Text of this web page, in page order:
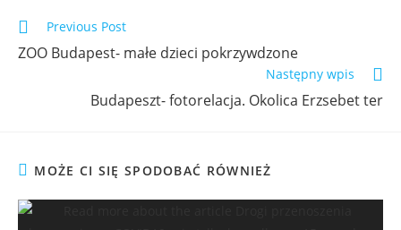
Previous Post
ZOO Budapest- małe dzieci pokrzywdzone
Następny wpis
Budapeszt- fotorelacja. Okolica Erzsebet ter
MOŻE CI SIĘ SPODOBAĆ RÓWNIEŻ